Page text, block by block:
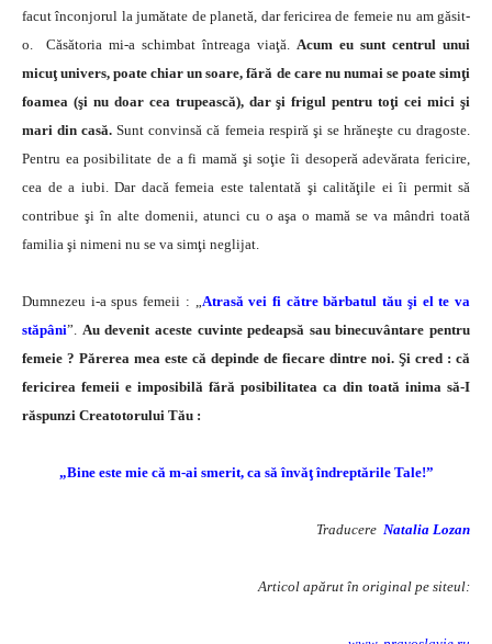
facut înconjorul la jumătate de planetă, dar fericirea de femeie nu am găsit-
o. Căsătoria mi-a schimbat întreaga viaţă. Acum eu sunt centrul unui
micuţ univers, poate chiar un soare, fără de care nu numai se poate simţi
foamea (şi nu doar cea trupească), dar şi frigul pentru toţi cei mici şi
mari din casă. Sunt convinsă că femeia respiră şi se hrăneşte cu dragoste.
Pentru ea posibilitate de a fi mamă şi soţie îi desoperă adevărata fericire,
cea de a iubi. Dar dacă femeia este talentată şi calităţile ei îi permit să
contribue şi în alte domenii, atunci cu o aşa o mamă se va mândri toată
familia şi nimeni nu se va simţi neglijat.
Dumnezeu i-a spus femeii : „Atrasă vei fi către bărbatul tău şi el te va
stăpâni”. Au devenit aceste cuvinte pedeapsă sau binecuvântare pentru
femeie ? Părerea mea este că depinde de fiecare dintre noi. Şi cred : că
fericirea femeii e imposibilă fără posibilitatea ca din toată inima să-I
răspunzi Creatotorului Tău :
„Bine este mie că m-ai smerit, ca să învăţ îndreptările Tale!”
Traducere Natalia Lozan
Articol apărut în original pe siteul: